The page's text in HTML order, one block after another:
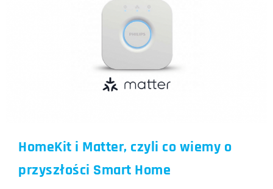
HomeKit i Matter, czyli co wiemy o
przyszłości Smart Home